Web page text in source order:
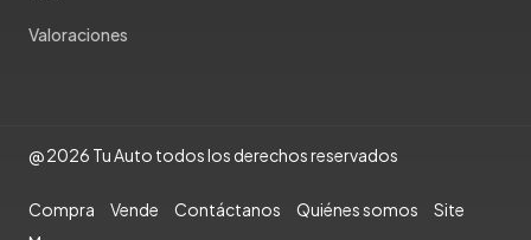
Valoraciones
@ 2026 Tu Auto todos los derechos reservados
Compra Vende Contáctanos Quiénes somos
Site